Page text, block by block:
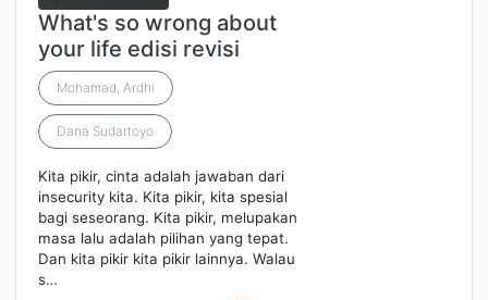
What's so wrong about
your life edisi revisi
Mohamad, Ardhi
Dana Sudartoyo
Kita pikir, cinta adalah jawaban dari
insecurity kita. Kita pikir, kita spesial
bagi seseorang. Kita pikir, melupakan
masa lalu adalah pilihan yang tepat.
Dan kita pikir kita pikir lainnya. Walau
s…